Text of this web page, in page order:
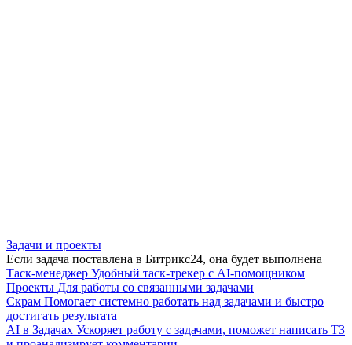
Задачи и проекты
Если задача поставлена в Битрикс24, она будет выполнена
Таск-менеджер Удобный таск-трекер с AI-помощником
Проекты Для работы со связанными задачами
Скрам Помогает системно работать над задачами и быстро
достигать результата
AI в Задачах Ускоряет работу с задачами, поможет написать ТЗ